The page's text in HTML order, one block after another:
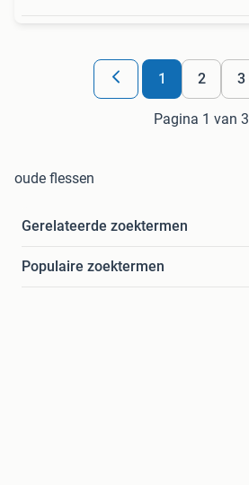
1 2 3
Pagina 1 van 3
oude flessen
Gerelateerde zoektermen
Populaire zoektermen